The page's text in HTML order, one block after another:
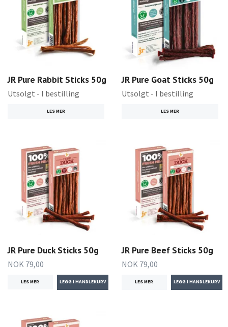
JR Pure Rabbit Sticks 50g
Utsolgt - I bestilling
LES MER
JR Pure Goat Sticks 50g
Utsolgt - I bestilling
LES MER
JR Pure Duck Sticks 50g
NOK 79,00
LES MER
JR Pure Beef Sticks 50g
NOK 79,00
LES MER